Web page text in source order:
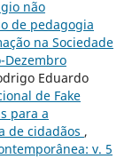
não
de pedagogia
na Sociedade
Dezembro
Eduardo
de Fake
para a
de cidadãos ,
v. 5